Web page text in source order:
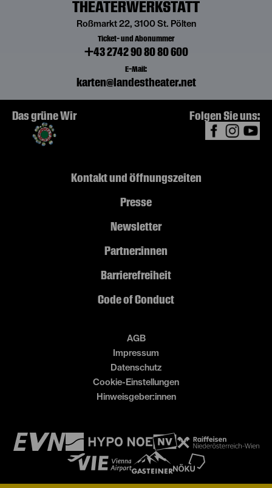
THEATERWERKSTATT
Roßmarkt 22, 3100 St. Pölten
Ticket- und Abonummer
+43 2742 90 80 80 600
E-Mail:
karten@landestheater.net
Das grüne Wir Folgen Sie uns:
Kontakt und Öffnungszeiten
Presse
Newsletter
Partner:innen
Barrierefreiheit
Code of Conduct
AGB
Impressum
Datenschutz
Cookie-Einstellungen
Hinweisgeber:innen